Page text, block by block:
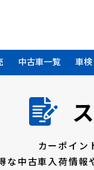
中古車一覧 車
カーポイン
な中古車入荷情報